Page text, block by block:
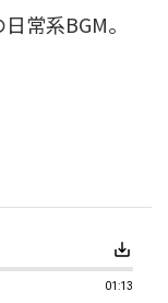
常系BGM。
save_alt
01:13